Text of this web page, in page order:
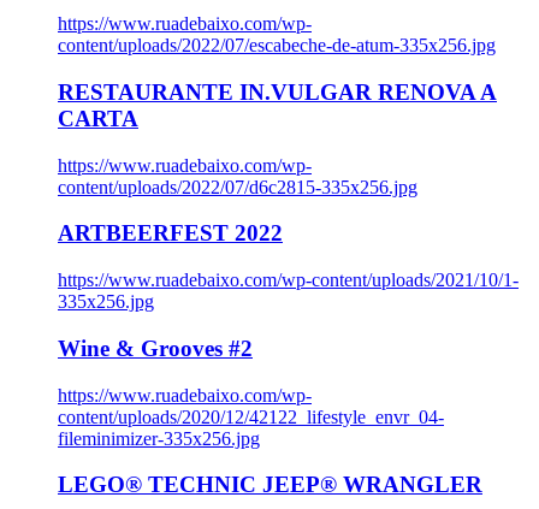
https://www.ruadebaixo.com/wp-
content/uploads/2022/07/escabeche-de-atum-335x256.jpg
RESTAURANTE IN.VULGAR RENOVA A
CARTA
https://www.ruadebaixo.com/wp-
content/uploads/2022/07/d6c2815-335x256.jpg
ARTBEERFEST 2022
https://www.ruadebaixo.com/wp-content/uploads/2021/10/1-
335x256.jpg
Wine & Grooves #2
https://www.ruadebaixo.com/wp-
content/uploads/2020/12/42122_lifestyle_envr_04-
fileminimizer-335x256.jpg
LEGO® TECHNIC JEEP® WRANGLER